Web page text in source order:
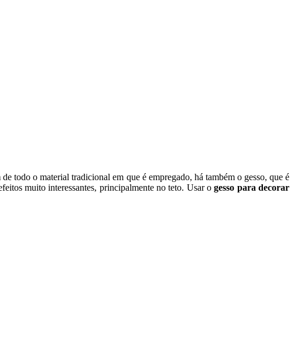
todo o material tradicional em que é empregado, há também o gesso, que é
muito interessantes, principalmente no teto. Usar ogesso para decorar